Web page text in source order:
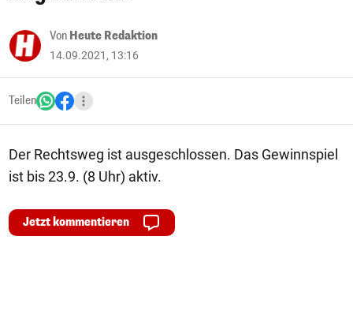
Von Heute Redaktion
14.09.2021, 13:16
Teilen
Der Rechtsweg ist ausgeschlossen. Das Gewinnspiel
ist bis 23.9. (8 Uhr) aktiv.
Jetzt kommentieren